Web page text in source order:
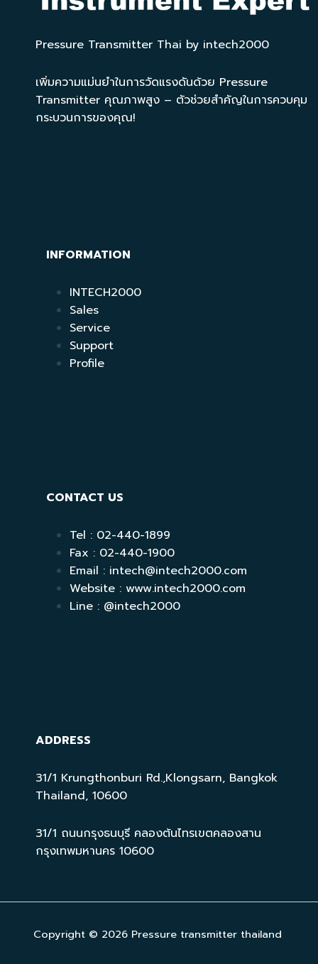
Pressure Transmitter Thai by intech2000
เพิ่มความแม่นยำในการวัดแรงดันด้วย Pressure
Transmitter คุณภาพสูง – ตัวช่วยสำคัญในการควบคุม
กระบวนการของคุณ!
INFORMATION
INTECH2000
Sales
Service
Support
Profile
CONTACT US
Tel : 02-440-1899
Fax : 02-440-1900
Email : intech@intech2000.com
Website : www.intech2000.com
Line : @intech2000
ADDRESS
31/1 Krungthonburi Rd.,Klongsarn, Bangkok
Thailand, 10600
31/1 ถนนกรุงธนบุรี คลองต้นไทรเขตคลองสาน
กรุงเทพมหานคร 10600
Copyright © 2026 Pressure transmitter thailand